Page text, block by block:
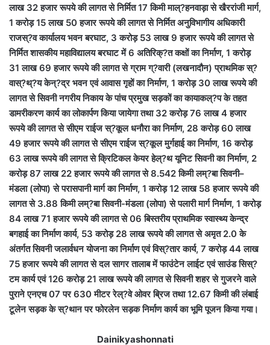
लाख 32 हजार रूपये की लागत से निर्मित 17 किमी माल्?हनवाड़ा से खैररांजी मार्ग,
1 करोड़ 15 लाख 50 हजार रूपये की लागत से निर्मित अनुविभागीय अधिकारी
राजस्?व कार्यालय भवन बरघाट, 3 करोड़ 53 लाख 9 हजार रूपये की लागत से
निर्मित शासकीय महाविद्यालय बरघाट में 6 अतिरिक्?त कक्षों का निर्माण, 1 करोड़
31 लाख 69 हजार रूपये की लागत से ग्राम ग्?वारी (लखनादौन) प्राथमिक स्?
वास्?थ्?य केन्?द्र भवन एवं आवास गृहों का निर्माण, 1 करोड़ 30 लाख रूपये की
लागत से सिवनी नगरीय निकाय के पांच प्रमुख सड़कों का कायाकल्?प के तहत
डामरीकरण कार्य का लोकार्पण किया जायेगा तथा 32 करोड़ 76 लाख 4 हजार
रूपये की लागत से सीएम राईज स्?कूल धनौरा का निर्माण, 28 करोड़ 60 लाख
49 हजार रूपये की लागत से सीएम राईज स्?कूल मुर्गहाई का निर्माण, 16 करोड़
63 लाख रूपये की लागत से क्रिटिकल केयर हेल्?थ यूनिट सिवनी का निर्माण, 2
करोड़ 87 लाख 22 हजार रूपये की लागत से 8.542 किमी लम्?बा सिवनी–
मंडला (लोपा) से परासपानी मार्ग का निर्माण, 1 करोड़ 12 लाख 58 हजार रूपये की
लागत से 3.88 किमी लम्?बा सिवनी-मंडला (लोपा) से पलारी मार्ग निर्माण, 1 करोड़
84 लाख 71 हजार रूपये की लागत से 06 बिस्तरीय प्राथमिक स्वास्थ्य केन्द्र
बगहाई का निर्माण कार्य, 53 करोड़ 28 लाख रूपये की लागत से अमृत 2.0 के
अंतर्गत सिवनी जलार्वधन योजना का निर्माण एवं विस्?तार कार्य, 7 करोड़ 44 लाख
75 हजार रूपये की लागत से दल सागर तालाब में फाउंटेन लाईट एवं साउंड सिस्?
टम कार्य एवं 126 करोड़ 21 लाख रूपये की लागत से सिवनी शहर से गुजरने वाले
पुराने एनएच 07 पर 630 मीटर रेल्?वे ओवर ब्रिज तथा 12.67 किमी की लंबाई
टूलेन सड़क के स्?थान पर फोरलेन सड़क निर्माण कार्य का भूमि पूजन किया गया।
Dainikyashonnati